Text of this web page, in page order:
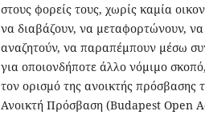
στους φορείς τους, χωρίς καμία
να διαβάζουν, να μεταφορτώνουν,
αναζητούν, να παραπέμπουν μέσω
για οποιονδήποτε άλλο νόμιμο
τον ορισμό της ανοικτής πρόσβασης
Ανοικτή Πρόσβαση (Budapest Open